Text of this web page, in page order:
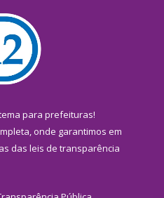
para prefeituras!
onde garantimos em
das leis de transparência